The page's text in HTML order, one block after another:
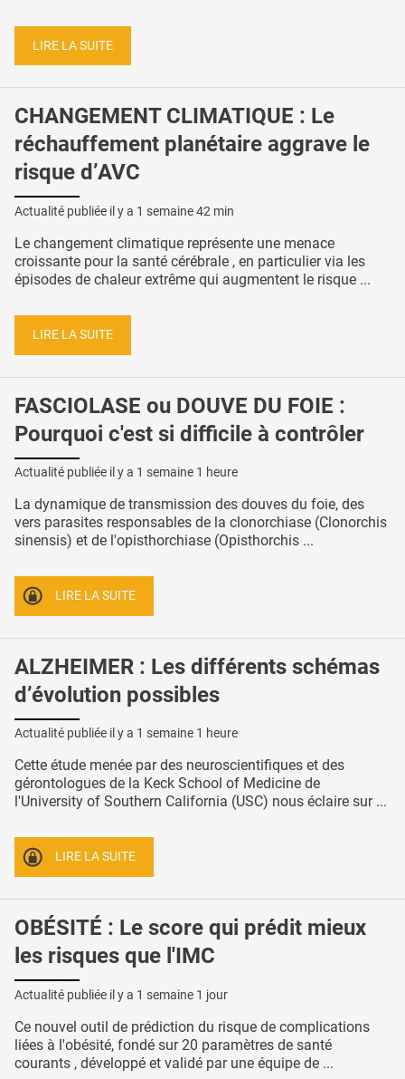
LIRE LA SUITE
CHANGEMENT CLIMATIQUE : Le
réchauffement planétaire aggrave le
risque d’AVC
Actualité publiée il y a 1 semaine 42 min
Le changement climatique représente une menace
croissante pour la santé cérébrale , en particulier via les
épisodes de chaleur extrême qui augmentent le risque ...
LIRE LA SUITE
FASCIOLASE ou DOUVE DU FOIE :
Pourquoi c'est si difficile à contrôler
Actualité publiée il y a 1 semaine 1 heure
La dynamique de transmission des douves du foie, des
vers parasites responsables de la clonorchiase (Clonorchis
sinensis) et de l'opisthorchiase (Opisthorchis ...
LIRE LA SUITE
ALZHEIMER : Les différents schémas
d’évolution possibles
Actualité publiée il y a 1 semaine 1 heure
Cette étude menée par des neuroscientifiques et des
gérontologues de la Keck School of Medicine de
l'University of Southern California (USC) nous éclaire sur ...
LIRE LA SUITE
OBÉSITÉ : Le score qui prédit mieux
les risques que l'IMC
Actualité publiée il y a 1 semaine 1 jour
Ce nouvel outil de prédiction du risque de complications
liées à l'obésité, fondé sur 20 paramètres de santé
courants , développé et validé par une équipe de ...